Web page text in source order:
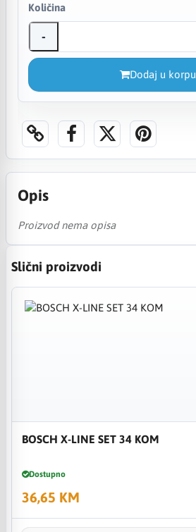
Količina
-
Dodaj u korpu
Opis
Proizvod nema opisa
Slični proizvodi
BOSCH X-LINE SET 34 KOM
Dostupno
36,65 KM